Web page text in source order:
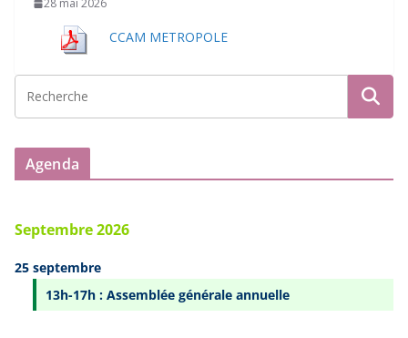
28 mai 2026
CCAM METROPOLE
Agenda
Septembre 2026
25 septembre
13h-17h : Assemblée générale annuelle